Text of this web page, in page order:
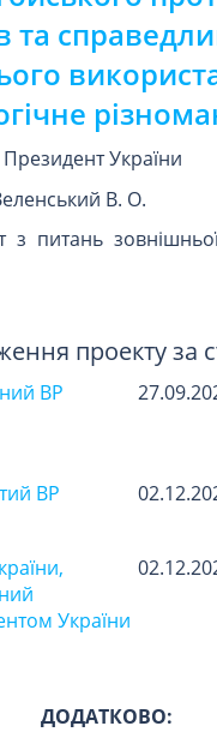
та
Президент України
В. О.
з питань
проекту за
ВР
ВР
України
ДОДАТКОВО: